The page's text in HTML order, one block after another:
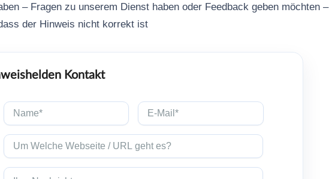
– Fragen zu unserem Dienst haben oder Feedback geben möchten –
der Hinweis nicht korrekt ist
Kontakt